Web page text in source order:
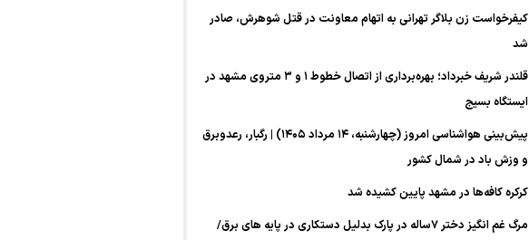
کیفرخواست زن بلاگر تهرانی به اتهام معاونت در قتل شوهرش، صادر
شد
قلندر شریف خبرداد؛ بهره‌برداری از اتصال خطوط ۱ و ۳ متروی مشهد در
ایستگاه بسیج
پیش‌بینی هواشناسی امروز (چهارشنبه، ۱۴ مرداد ۱۴۰۵) | رگبار، رعدوبرق
و وزش باد در شمال کشور
کرکره کافه‌ها در مشهد پایین کشیده شد
مرگ غم انگیز دختر ۷ساله در پارک بدلیل دستکاری در پایه های برق/